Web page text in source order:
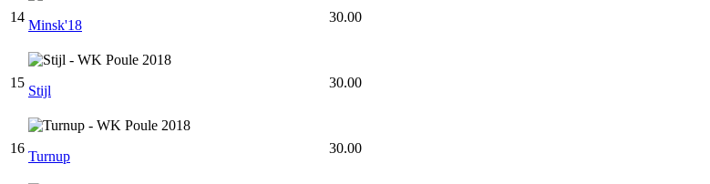
14
Minsk'18
30.00
15
Stijl
30.00
16
Turnup
30.00